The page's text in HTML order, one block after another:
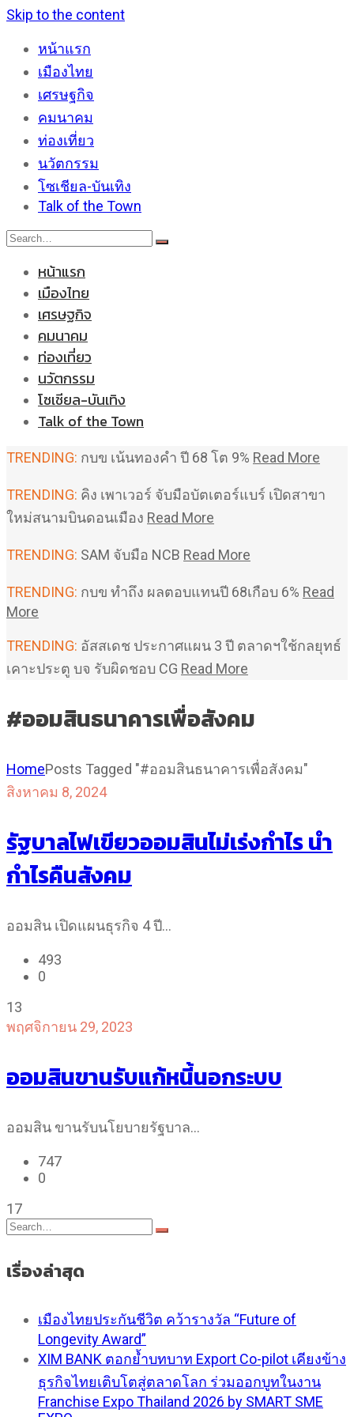
Skip to the content
หน้าแรก
เมืองไทย
เศรษฐกิจ
คมนาคม
ท่องเที่ยว
นวัตกรรม
โซเชียล-บันเทิง
Talk of the Town
หน้าแรก
เมืองไทย
เศรษฐกิจ
คมนาคม
ท่องเที่ยว
นวัตกรรม
โซเชียล-บันเทิง
Talk of the Town
TRENDING: กบข เน้นทองคำ ปี 68 โต 9% Read More
TRENDING: คิง เพาเวอร์ จับมือบัตเตอร์แบร์ เปิดสาขา
ใหม่สนามบินดอนเมือง Read More
TRENDING: SAM จับมือ NCB Read More
TRENDING: กบข ทำถึง ผลตอบแทนปี 68เกือบ 6% Read
More
TRENDING: อัสสเดช ประกาศแผน 3 ปี ตลาดฯใช้กลยุทธ์
เคาะประตู บจ รับผิดชอบ CG Read More
#ออมสินธนาคารเพื่อสังคม
HomePosts Tagged "#ออมสินธนาคารเพื่อสังคม"
สิงหาคม 8, 2024
รัฐบาลไฟเขียวออมสินไม่เร่งกำไร นำ
กำไรคืนสังคม
ออมสิน เปิดแผนธุรกิจ 4 ปี…
493
0
13
พฤศจิกายน 29, 2023
ออมสินขานรับแก้หนี้นอกระบบ
ออมสิน ขานรับนโยบายรัฐบาล…
747
0
17
เรื่องล่าสุด
เมืองไทยประกันชีวิต คว้ารางวัล “Future of
Longevity Award”
XIM BANK ตอกย้ำบทบาท Export Co-pilot เคียงข้าง
ธุรกิจไทยเติบโตสู่ตลาดโลก ร่วมออกบูทในงาน
Franchise Expo Thailand 2026 by SMART SME